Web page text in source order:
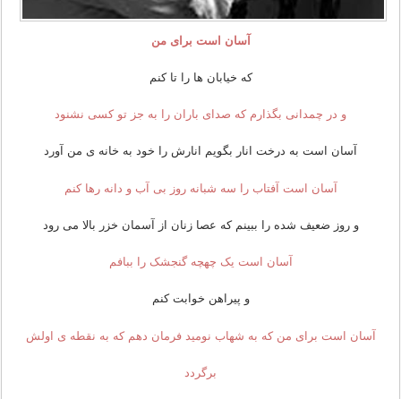
آسان است برای من
که خیابان ها را تا کنم
و در چمدانی بگذارم که صدای باران را به جز تو کسی نشنود
آسان است به درخت انار بگویم انارش را خود به خانه ی من آورد
آسان است آفتاب را سه شبانه روز بی آب و دانه رها کنم
و روز ضعیف شده را ببینم که عصا زنان از آسمان خزر بالا می رود
آسان است یک چهچه گنجشک را ببافم
و پیراهن خوابت کنم
آسان است برای من که به شهاب نومید فرمان دهم که به نقطه ی اولش
برگردد